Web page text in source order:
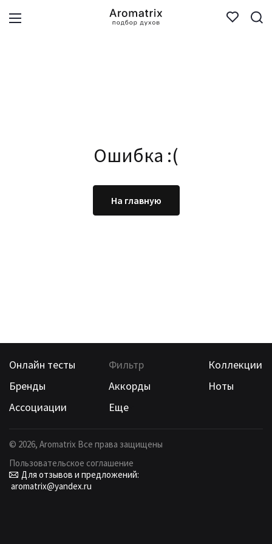
Ошибка :(
На главную
Онлайн тесты Фильтр
Коллекции
Бренды
Аккорды
Ноты
Ассоциации
Еще
© 2026, Aromatrix Все права защищены
Пользовательское соглашение
Для отзывов и предложений:
aromatrix@yandex.ru